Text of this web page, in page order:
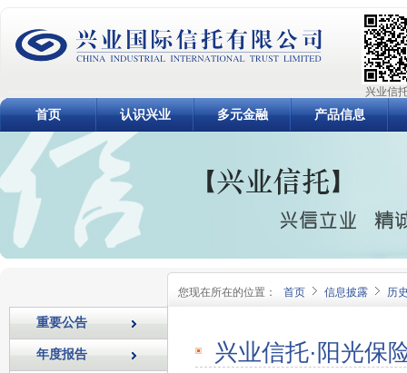
兴业信
首页 认识兴业 多元金融 产品信息
您现在所在的位置： 首页 信息披露 历
重要公告
年度报告 兴业信托·阳光保